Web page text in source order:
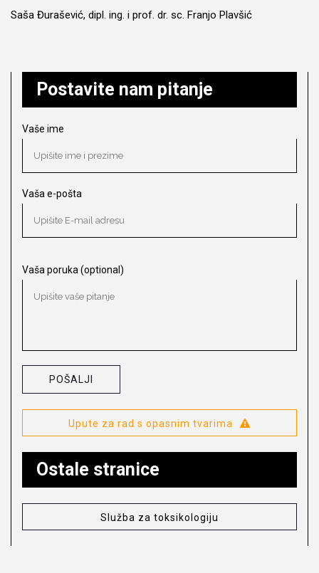
Saša Đurašević, dipl. ing. i prof. dr. sc. Franjo Plavšić
Postavite nam pitanje
Vaše ime
Vaša e-pošta
Vaša poruka (optional)
Upute za rad s opasnim tvarima
Ostale stranice
Služba za toksikologiju